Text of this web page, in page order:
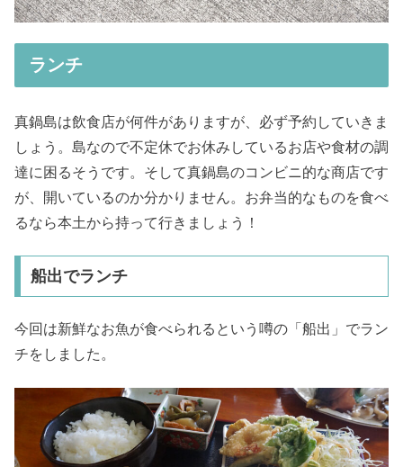
ランチ
真鍋島は飲食店が何件がありますが、必ず予約していきま
しょう。島なので不定休でお休みしているお店や食材の調
達に困るそうです。そして真鍋島のコンビニ的な商店です
が、開いているのか分かりません。お弁当的なものを食べ
るなら本土から持って行きましょう！
船出でランチ
今回は新鮮なお魚が食べられるという噂の「船出」でラン
チをしました。